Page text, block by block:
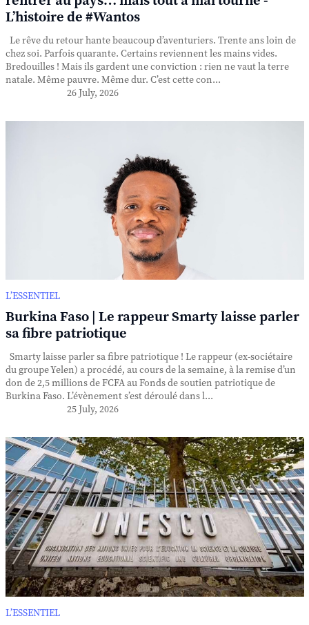
L’histoire de #Wantos
Le rêve du retour hante beaucoup d’aventuriers. Trente ans loin de
chez soi. Parfois quarante. Certains reviennent les mains vides.
Bredouilles ! Mais ils gardent une conviction : rien ne vaut la terre
natale. Même pauvre. Même dur. C’est cette con...
26 July, 2026
L’ESSENTIEL
Burkina Faso | Le rappeur Smarty laisse parler
sa fibre patriotique
Smarty laisse parler sa fibre patriotique ! Le rappeur (ex-sociétaire
du groupe Yelen) a procédé, au cours de la semaine, à la remise d’un
don de 2,5 millions de FCFA au Fonds de soutien patriotique de
Burkina Faso. L’évènement s’est déroulé dans l...
25 July, 2026
L’ESSENTIEL